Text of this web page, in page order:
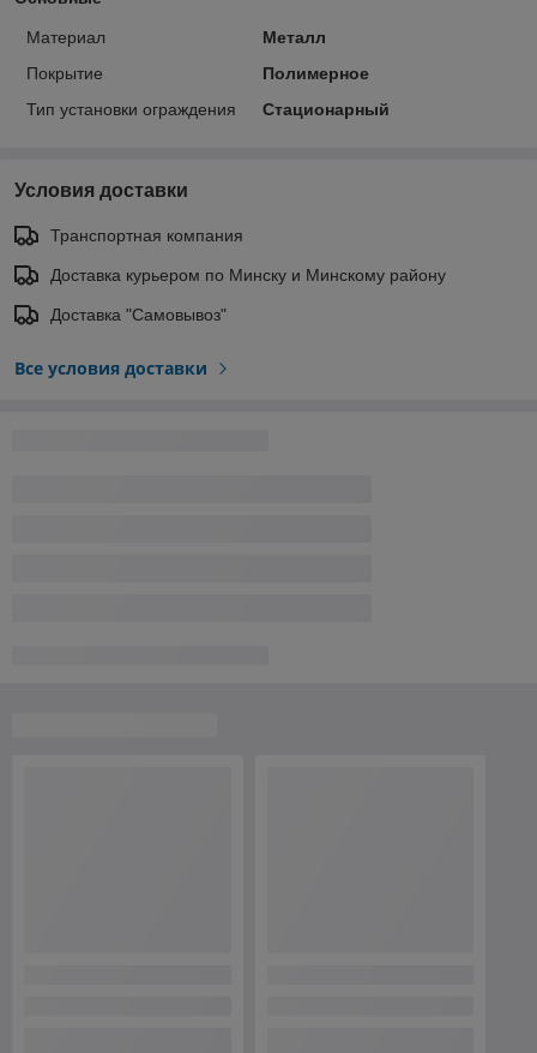
Материал
Металл
Покрытие
Полимерное
Тип установки ограждения
Стационарный
Условия доставки
Транспортная компания
Доставка курьером по Минску и Минскому району
Доставка "Самовывоз"
Все условия доставки